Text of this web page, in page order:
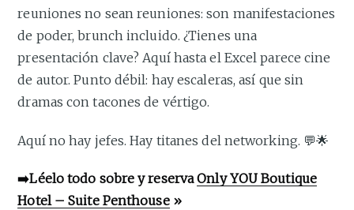
reuniones no sean reuniones: son manifestaciones
de poder, brunch incluido. ¿Tienes una
presentación clave? Aquí hasta el Excel parece cine
de autor. Punto débil: hay escaleras, así que sin
dramas con tacones de vértigo.
Aquí no hay jefes. Hay titanes del networking. 💬🌟
➡️Léelo todo sobre y reservaOnly YOU Boutique
Hotel – Suite Penthouse»